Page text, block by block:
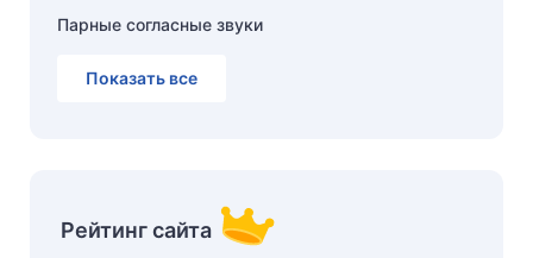
Парные согласные звуки
Показать все
Рейтинг сайта